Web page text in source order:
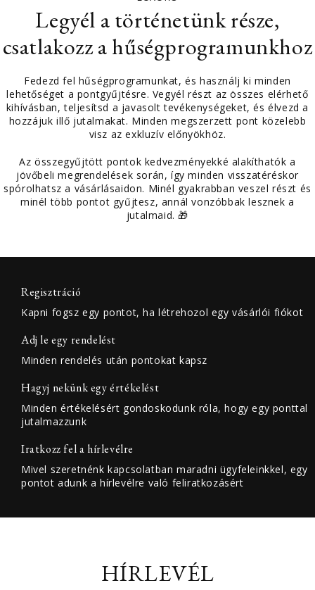
Legyél a történetünk része,
csatlakozz a hűségprogramunkhoz
Fedezd fel hűségprogramunkat, és használj ki minden
lehetőséget a pontgyűjtésre. Vegyél részt az összes elérhető
kihívásban, teljesítsd a javasolt tevékenységeket, és élvezd a
hozzájuk illő jutalmakat. Minden megszerzett pont közelebb
visz az exkluzív előnyökhöz.
Az összegyűjtött pontok kedvezményekké alakíthatók a
jövőbeli megrendelések során, így minden visszatéréskor
spórolhatsz a vásárlásaidon. Minél gyakrabban veszel részt és
minél több pontot gyűjtesz, annál vonzóbbak lesznek a
jutalmaid. 🎁
Regisztráció
Kapni fogsz egy pontot, ha létrehozol egy vásárlói fiókot
Adj le egy rendelést
Minden rendelés után pontokat kapsz
Hagyj nekünk egy értékelést
Minden értékelésért gondoskodunk róla, hogy egy ponttal
jutalmazzunk
Iratkozz fel a hírlevélre
Mivel szeretnénk kapcsolatban maradni ügyfeleinkkel, egy
pontot adunk a hírlevélre való feliratkozásért
HÍRLEVÉL